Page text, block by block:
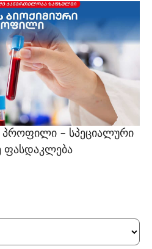
პროფილი – სპეციალური
ფასდაკლება